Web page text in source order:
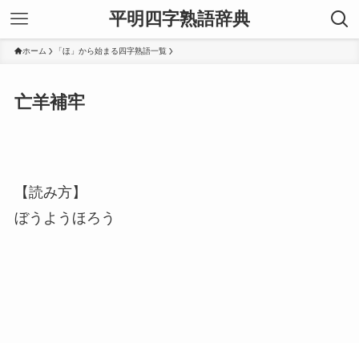
平明四字熟語辞典
ホーム 「ほ」から始まる四字熟語一覧
亡羊補牢
【読み方】
ぼうようほろう